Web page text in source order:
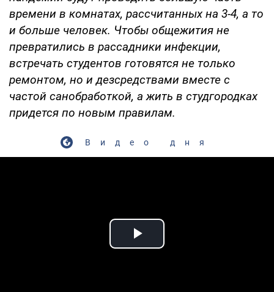
времени в комнатах, рассчитанных на 3-4, а то
и больше человек. Чтобы общежития не
превратились в рассадники инфекции,
встречать студентов готовятся не только
ремонтом, но и дезсредствами вместе с
частой санобработкой, а жить в студгородках
придется по новым правилам.
Видео дня
Play Video